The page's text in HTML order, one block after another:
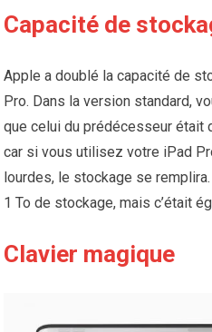
Capacité de
Apple a doublé la capacité de
Pro. Dans la version standard,
que celui du prédécesseur était
car si vous utilisez votre iPad
lourdes, le stockage se
1 To de stockage, mais c’était
Clavier magique